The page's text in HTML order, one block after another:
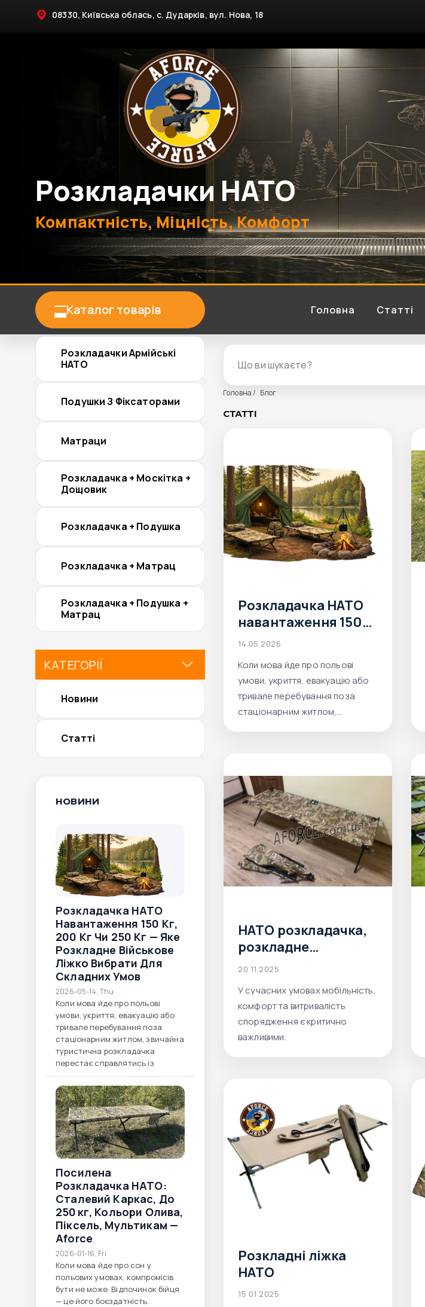
08330, Київська облась, с. Дударків, вул. Нова, 18
Розкладачки НАТО
Компактність, Міцність, Комфорт
Каталог товарів Головна Статті
Розкладачки Армійські
НАТО
Подушки З Фіксаторами
Матраци
Розкладачка + Москітка +
Дощовик
Розкладачка + Подушка
Розкладачка + Матрац
Розкладачка + Подушка +
Матрац
КАТЕГОРІЇ
Новини
Статті
Головна Блог
СТАТТІ
Розкладачка НАТО
навантаження 150
кг, 200 кг чи 250 кг —
військове ліжко
вибрати для
складних умов
14 05 2026
Коли мова йде про польові
умови, укриття, евакуацію або
тривале перебування поза
стаціонарним житлом,
навантаженнями.
НАТО розкладачка,
розкладне
військове ліжко,
військова — повний
гід за продукцією
Aforce
20 11 2025
У сучасних умовах мобільність,
комфорт та витривалість
спорядження є критично
важливими.
Розкладні ліжка
НАТО
15 01 2025
НОВИНИ
Розкладачка НАТО
Навантаження 150 Кг,
200 Кг Чи 250 Кг — Яке
Розкладне Військове
Ліжко Вибрати Для
Складних Умов
2026-05-14, Thu
Коли мова йде про польові
умови, укриття, евакуацію або
тривале перебування поза
стаціонарним житлом, звичайна
туристична розкладачка
перестає справлятись із
навантаженнями.
Посилена
Розкладачка НАТО:
Сталевий Каркас, До
250 Кг, Кольори Олива,
Піксель, Мультикам —
Aforce
2026-01-16, Fri
Коли мова йде про сон у
польових умовах, компромісів
бути не може. Відпочинок бійця
— це його боєздатність.